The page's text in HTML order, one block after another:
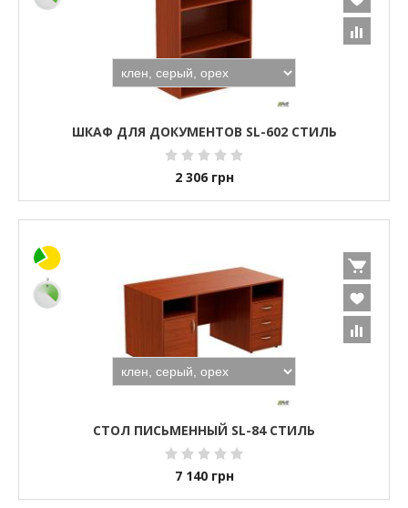
ШКАФ ДЛЯ ДОКУМЕНТОВ SL-602 СТИЛЬ
2 306 грн
СТОЛ ПИСЬМЕННЫЙ SL-84 СТИЛЬ
7 140 грн